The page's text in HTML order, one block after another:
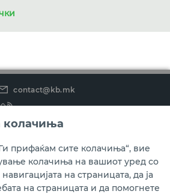
contact@kb.mk
(02) 3 296 800
Instagram
LinkedIn
Youtube
апликација мБанка.
колачиња
прифаќам сите колачиња“, вие
колачиња на вашиот уред со
на страницата, да ја
на страницата и да помогнете